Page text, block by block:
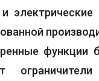
функции
ограничители